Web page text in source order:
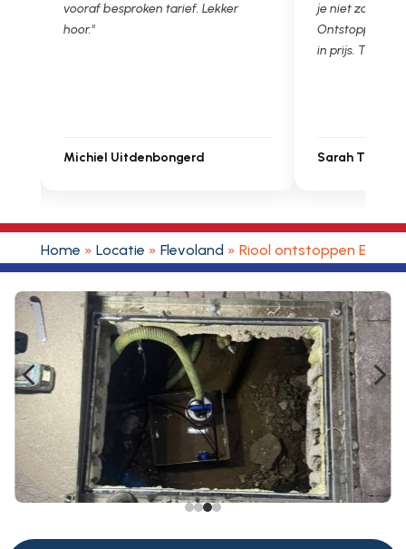
vooraf besproken tarief. Lekker
hoor."
Michiel Uitdenbongerd
je niet zo goed
Ontstoppen.nl
in prijs. Très
Sarah Touat
Home » Locatie » Flevoland » Riool ontstoppen Ens
4 5